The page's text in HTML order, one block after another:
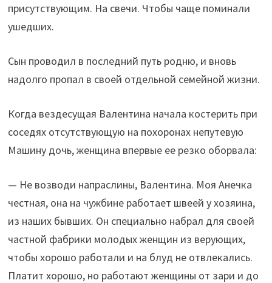
присутствующим. На свечи. Чтобы чаще поминали
ушедших.
Сын проводил в последний путь родню, и вновь
надолго пропал в своей отдельной семейной жизни.
Когда вездесущая Валентина начала костерить при
соседях отсутствующую на похоронах непутевую
Машину дочь, женщина впервые ее резко оборвала:
— Не возводи напраслины, Валентина. Моя Анечка
честная, она на чужбине работает швеей у хозяина,
из наших бывших. Он специально набрал для своей
частной фабрики молодых женщин из верующих,
чтобы хорошо работали и на блуд не отвлекались.
Платит хорошо, но работают женщины от зари и до